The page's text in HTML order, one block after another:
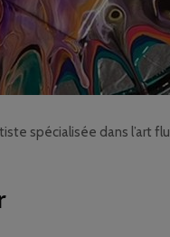
spécialisée dans l’art